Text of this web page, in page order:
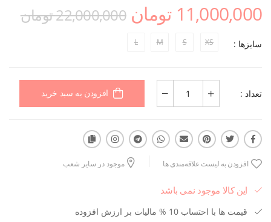
11,000,000 تومان 22,000,000 تومان
سایزها : XS
S
M
L
تعداد : افزودن به سبد خرید
افزودن به لیست علاقه‌مندی ها موجود در سایر شعب
این کالا موجود نمی باشد
قیمت ها با احتساب 10 % مالیات بر ارزش افزوده